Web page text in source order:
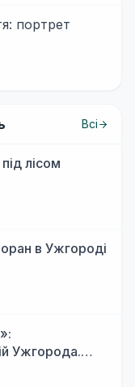
портрет
Всі
лісом
в Ужгороді
Ужгорода.
затишок